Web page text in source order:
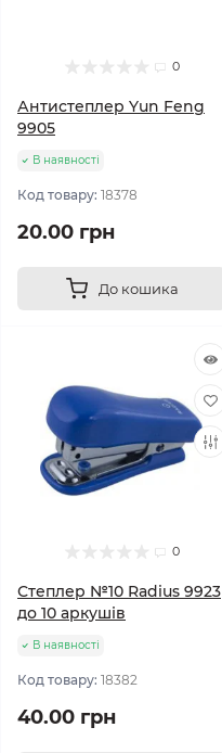
0
Антистеплер Yun Feng
9905
В наявності
Код товару: 18378
20.00 грн
До кошика
0
Степлер №10 Radius 9923
до 10 аркушів
В наявності
Код товару: 18382
40.00 грн